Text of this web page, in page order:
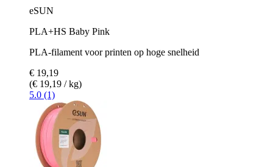
eSUN
PLA+HS Baby Pink
PLA-filament voor printen op hoge snelheid
€ 19,19
(€ 19,19 / kg)
5.0 (1)